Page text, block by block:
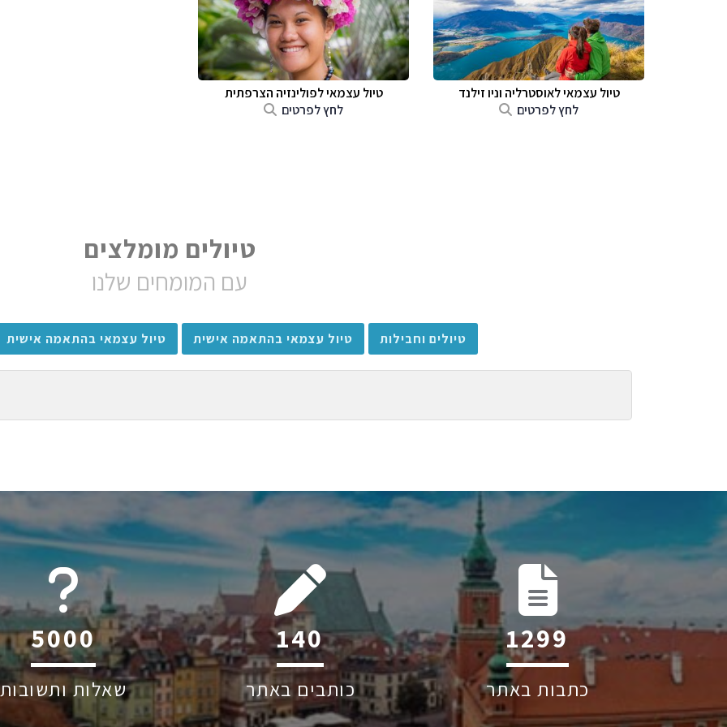
טיול עצמאי לאוסטרליה וניו זילנד
לחץ לפרטים
טיול עצמאי לפולינזיה הצרפתית
לחץ לפרטים
טיולים מומלצים
עם המומחים שלנו
טיולים וחבילות טיול עצמאי בהתאמה אישית טיול עצמאי בהתאמה אישית
6045
שאלות ותשובות
213
כותבים באתר
1982
כתבות באתר